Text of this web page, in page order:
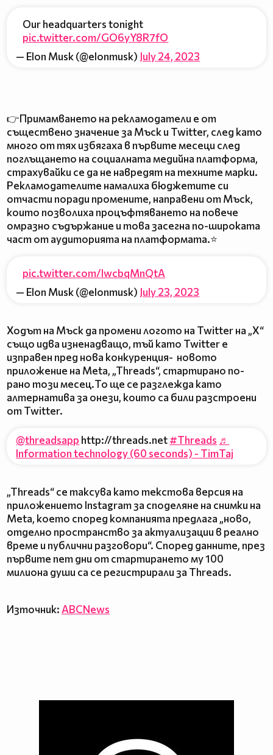
Our headquarters tonight
pic.twitter.com/GO6yY8R7fO
— Elon Musk (@elonmusk) July 24, 2023
👉Примамването на рекламодатели е от
съществено значение за Мъск и Twitter, след като
много от тях избягаха в първите месеци след
поглъщането на социалната медийна платформа,
страхувайки се да не навредят на техните марки.
Рекламодателите намалиха бюджетите си
отчасти поради промените, направени от Мъск,
които позволиха процъфтяването на повече
омразно съдържание и това засегна по-широката
част от аудиторията на платформата.⭐
pic.twitter.com/IwcbqMnQtA
— Elon Musk (@elonmusk) July 23, 2023
Ходът на Мъск да промени логото на Twitter на „X“
също идва изненадващо, тъй като Twitter е
изправен пред нова конкуренция- новото
приложение на Meta, „Threads“, стартирано по-
рано този месец.То ще се разглежда като
алтернатива за онези, които са били разстроени
от Twitter.
@threadsapp http://threads.net#Threads ♬
Information technology (60 seconds) - TimTaj
„Threads“ се таксува като текстова версия на
приложението Instagram за споделяне на снимки на
Meta, което според компанията предлага „ново,
отделно пространство за актуализации в реално
време и публични разговори“. Според данните, през
първите пет дни от стартирането му 100
милиона души са се регистрирали за Threads.
Източник:ABCNews